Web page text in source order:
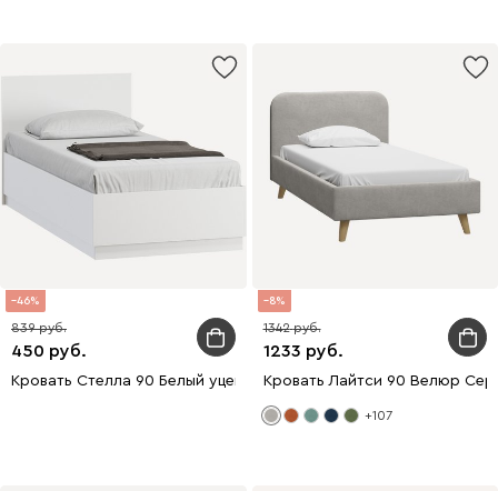
46
450
839
Кровать Стелла 90 Белый уценка
8
1233
1342
Кровать Лайтси 90 Велюр
+107